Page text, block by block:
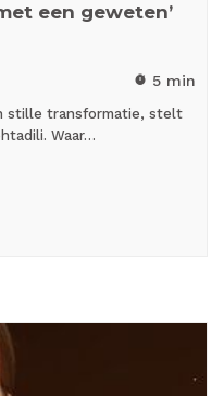
een geweten’
timer 5 min
stille transformatie, stelt
Waar…